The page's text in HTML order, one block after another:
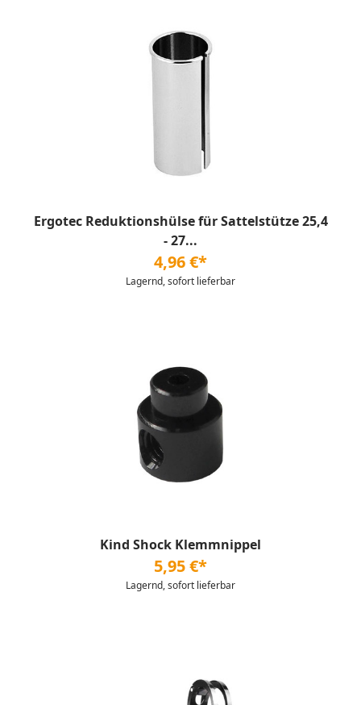
Ergotec Reduktionshülse für Sattelstütze 25,4
- 27...
4,96 €*
Lagernd, sofort lieferbar
Kind Shock Klemmnippel
5,95 €*
Lagernd, sofort lieferbar